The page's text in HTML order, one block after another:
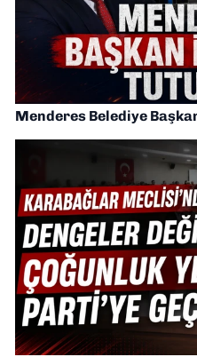
Menderes Belediye